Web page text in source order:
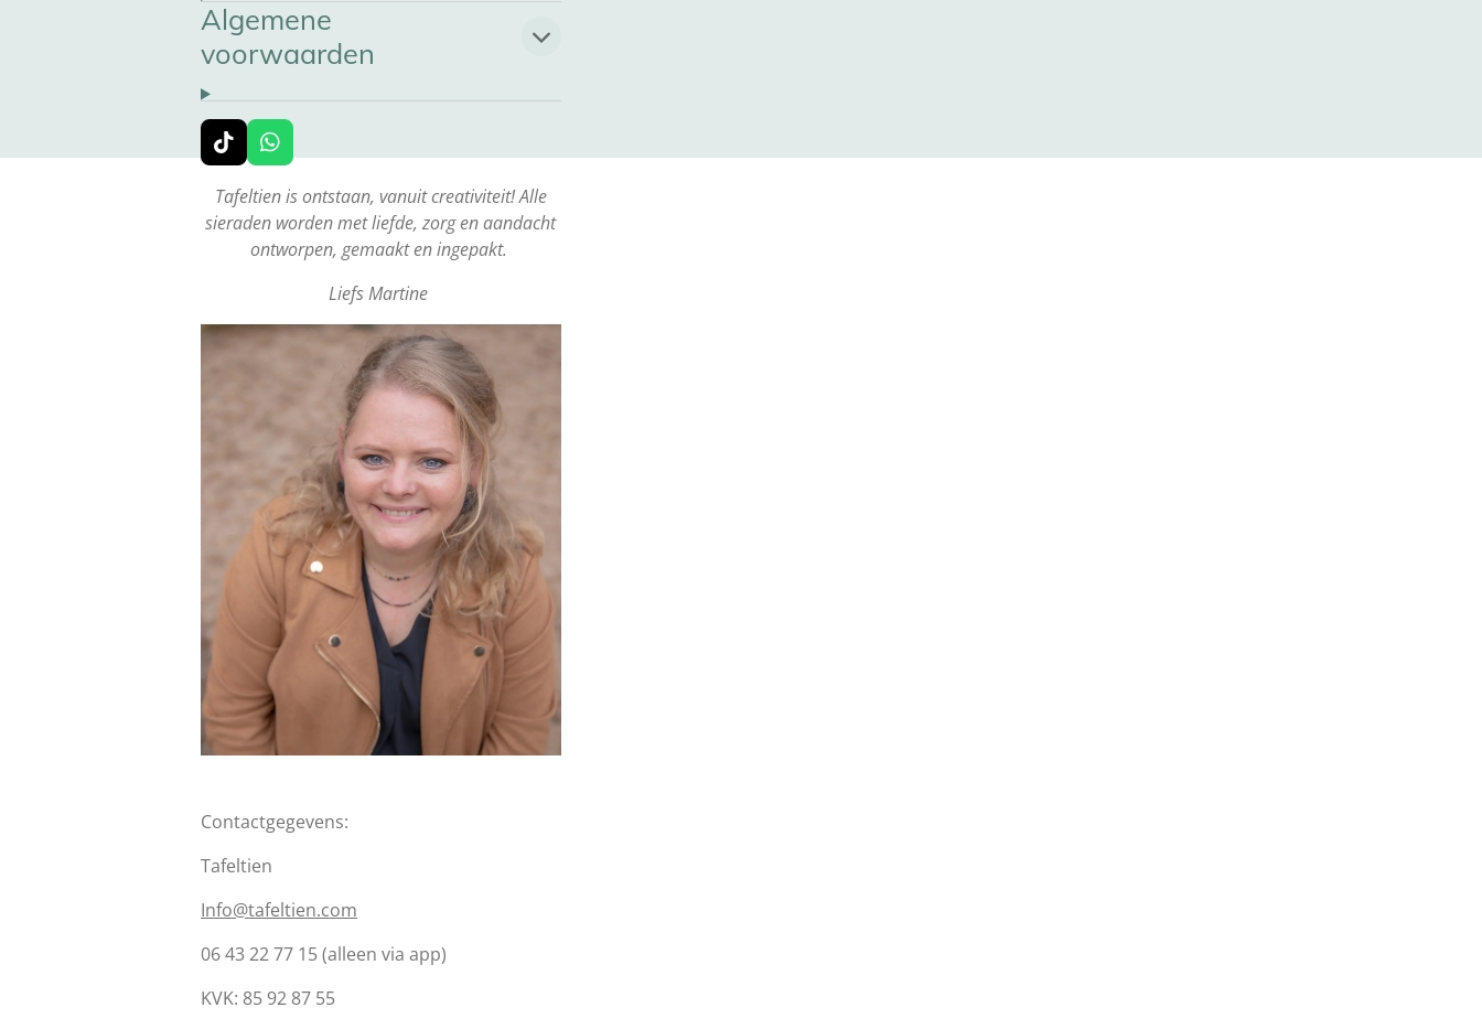
Algemene
voorwaarden
T
i
k
T
o
W
h
a
s
A
Tafeltien is ontstaan, vanuit creativiteit! Alle
sieraden worden met liefde, zorg en aandacht
ontworpen, gemaakt en ingepakt.
Liefs Martine
Contactgegevens:
Tafeltien
Info@tafeltien.com
06 43 22 77 15 (alleen via app)
KVK: 85 92 87 55